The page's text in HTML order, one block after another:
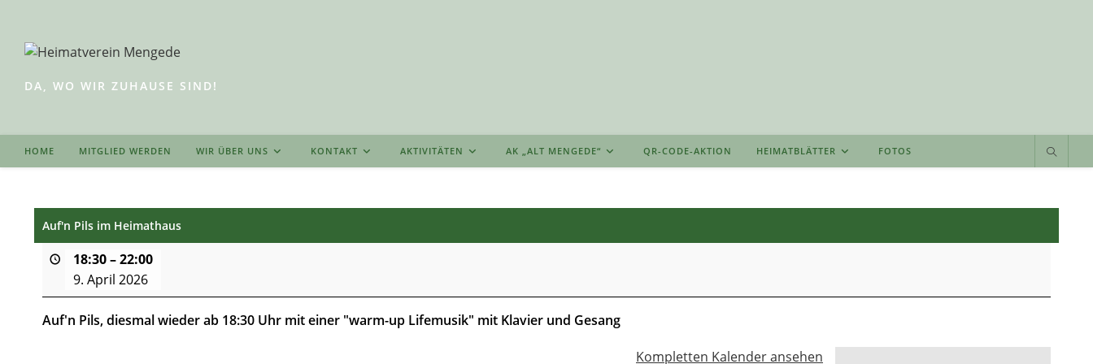
springen
DA, WO WIR ZUHAUSE SIND!
HOME MITGLIED WERDEN WIR ÜBER UNS KONTAKT AKTIVITÄTEN AK „ALT MENGEDE“ QR-CODE-AKTION HEIMATBLÄTTER FOTOS
Auf'n Pils im Heimathaus
18:30–22:00
9. April 2026
Auf'n Pils, diesmal wieder ab 18:30 Uhr mit einer "warm-up Lifemusik" mit Klavier und Gesang
Kompletten Kalender ansehen